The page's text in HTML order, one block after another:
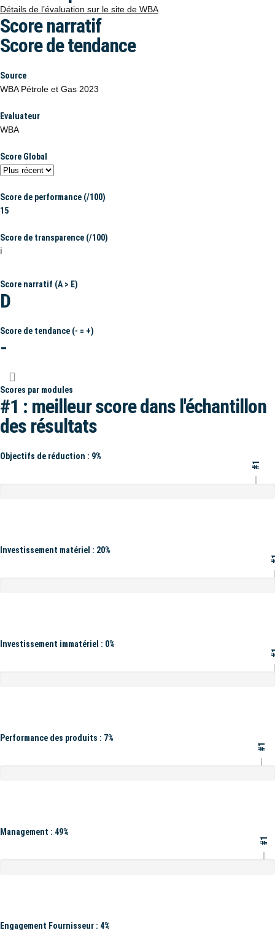
Détails de l’évaluation sur le site de WBA
Score narratif
Score de tendance
Source
WBA Pétrole et Gas 2023
Evaluateur
WBA
Score Global
Score de performance (/100)
15
Score de transparence (/100)
ℹ️
Score narratif (A > E)
D
Score de tendance (- = +)
-
Scores par modules
#1 : meilleur score dans l'échantillon
des résultats
Objectifs de réduction : 9%
#1
Investissement matériel : 20%
Investissement immatériel : 0%
Performance des produits : 7%
#1
Management : 49%
#1
Engagement Fournisseur : 4%